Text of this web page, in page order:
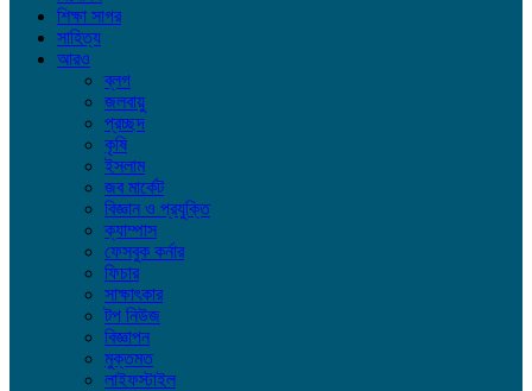
শিক্ষা সাগর
সাহিত্য
আরও
ব্লগ
জলবায়ু
প্রচ্ছদ
কৃষি
ইসলাম
জব মার্কেট
বিজ্ঞান ও প্রযুক্তি
ক্যাম্পাস
ফেসবুক কর্নার
ফিচার
সাক্ষাৎকার
টপ নিউজ
বিজ্ঞাপন
মুক্তমত
লাইফস্টাইল